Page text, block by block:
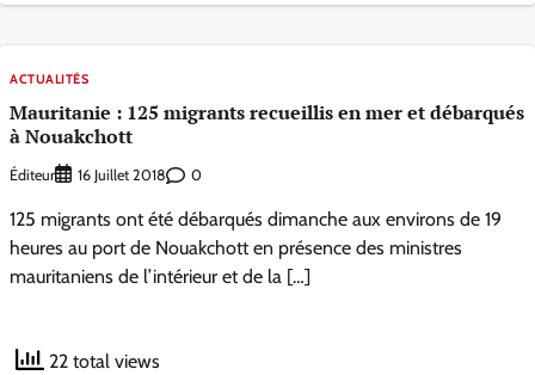
ACTUALITÉS
Mauritanie : 125 migrants recueillis en mer et débarqués
à Nouakchott
Éditeur 16 Juillet 2018 0
125 migrants ont été débarqués dimanche aux environs de 19
heures au port de Nouakchott en présence des ministres
mauritaniens de l’intérieur et de la […]
22 total views